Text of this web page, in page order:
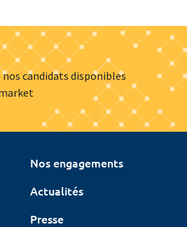
candidats disponibles
Nos engagements
Actualités
Presse